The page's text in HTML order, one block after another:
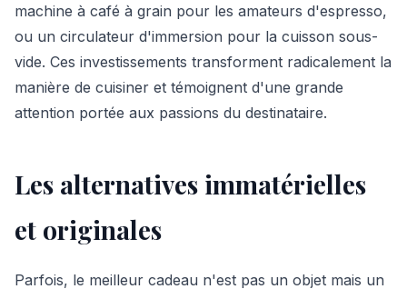
machine à café à grain pour les amateurs d'espresso,
ou un circulateur d'immersion pour la cuisson sous-
vide. Ces investissements transforment radicalement la
manière de cuisiner et témoignent d'une grande
attention portée aux passions du destinataire.
Les alternatives immatérielles
et originales
Parfois, le meilleur cadeau n'est pas un objet mais un